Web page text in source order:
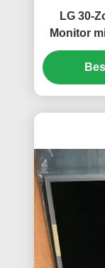
LG 30-
Monitor
und